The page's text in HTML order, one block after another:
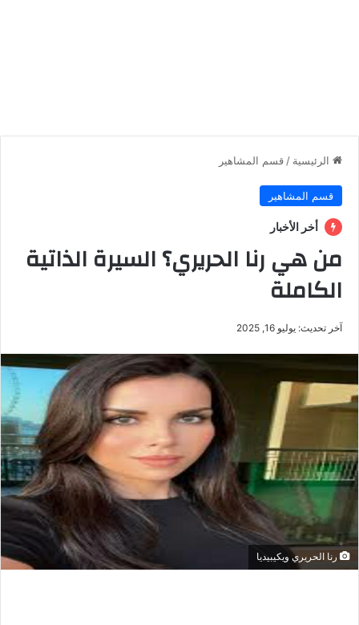
الرئيسية / قسم المشاهير
قسم المشاهير
أخر الأخبار
من هي رنا الحريري؟ السيرة الذاتية
الكاملة
آخر تحديث: يوليو 16, 2025
رنا الحريري ويكيبيديا